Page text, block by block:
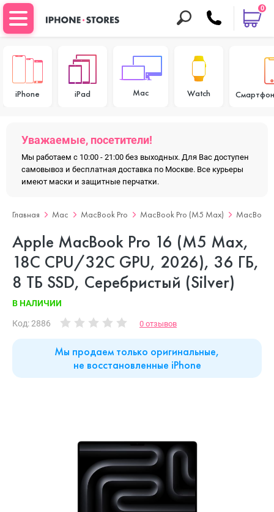
0
iPhone iPad Mac Watch
Уважаемые, посетители!
Мы работаем с 10:00 - 21:00 без выходных. Для Вас доступен
самовывоз и бесплатная доставка по Москве. Все курьеры
имеют маски и защитные перчатки.
Главная Mac MacBook Pro MacBook Pro (M5 Max) MacBook
Apple MacBook Pro 16 (M5 Max,
18C CPU/32C GPU, 2026), 36 ГБ,
8 ТБ SSD, Серебристый (Silver)
В НАЛИЧИИ
Код: 2886 0 отзывов
Мы продаем только оригинальные,
не восстановленные iPhone